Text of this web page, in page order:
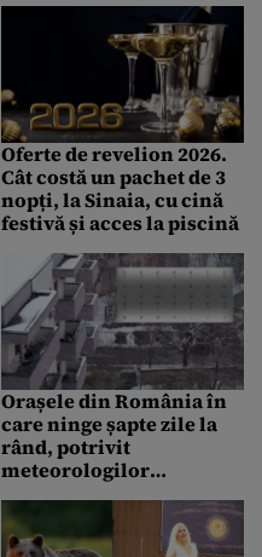
nefuncţionale la -25
Oferte de revelion 2026.
Cât costă un pachet de 3
nopți, la Sinaia, cu cină
festivă și acces la piscină
Orașele din România în
care ninge șapte zile la
rând, potrivit
meteorologilor